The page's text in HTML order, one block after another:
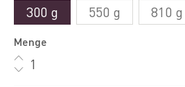
300 g 550 g 810 g
Menge